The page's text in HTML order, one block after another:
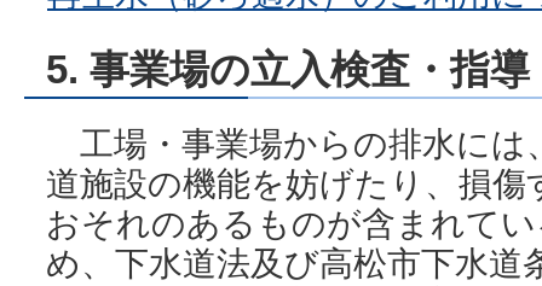
5. 事業場の立入検査・指導
工場・事業場からの排水には
道施設の機能を妨げたり、損傷
おそれのあるものが含まれて
め、下水道法及び高松市下水道